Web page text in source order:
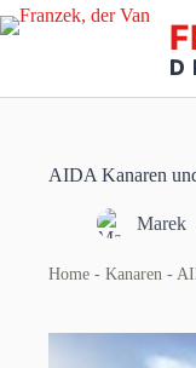
Zum
Inhalt
AIDA Kanaren
Marek
Home - Kanaren -